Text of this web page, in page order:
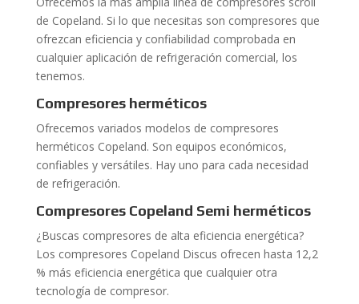
de Copeland. Si lo que necesitas son compresores que
ofrezcan eficiencia y confiabilidad comprobada en
cualquier aplicación de refrigeración comercial, los
tenemos.
Compresores herméticos
Ofrecemos variados modelos de compresores
herméticos Copeland. Son equipos económicos,
confiables y versátiles. Hay uno para cada necesidad
de refrigeración.
Compresores Copeland Semi herméticos
¿Buscas compresores de alta eficiencia energética?
Los compresores Copeland Discus ofrecen hasta 12,2
% más eficiencia energética que cualquier otra
tecnología de compresor.